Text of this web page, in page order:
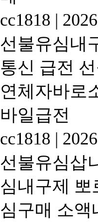
cc1818 |
선불유심내
통신 급전
연체자바로
바일급전
cc1818 |
선불유심삽
심내구제
심구매 소